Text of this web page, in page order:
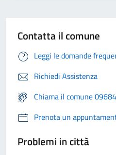
Contatta il comune
Leggi le domande
Richiedi Assistenza
Chiama il comune
Prenota un
Problemi in città